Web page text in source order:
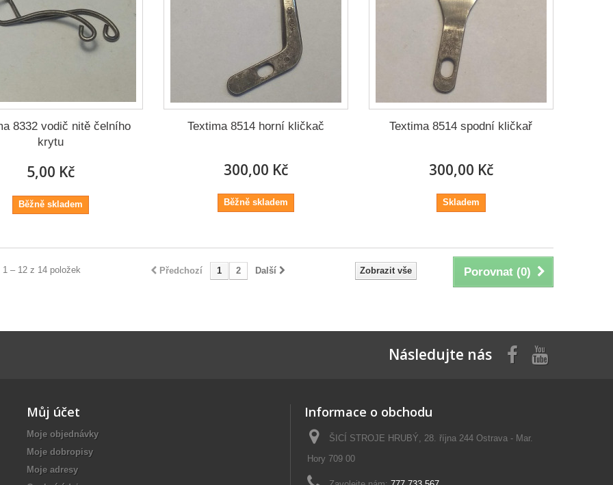
8332 vodič nitě čelního
krytu
5,00 Kč
Běžně skladem
Textima 8514 horní kličkač
300,00 Kč
Běžně skladem
Textima 8514 spodní kličkař
300,00 Kč
Skladem
Porovnat (0)
Zobrazit vše
Předchozí 1 2 Další
1 – 12 z 14 položek
Následujte nás
Můj účet
Moje objednávky
Moje dobropisy
Moje adresy
Informace o obchodu
ŠICÍ STROJE HRUBÝ, 28. října 244 Ostrava - Mar.
Hory 709 00